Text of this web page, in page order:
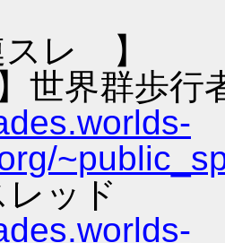
レ 】
】世界群歩
ッド